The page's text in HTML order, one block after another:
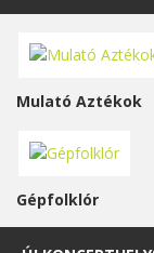
Mulató Aztékok
Gépfolklór